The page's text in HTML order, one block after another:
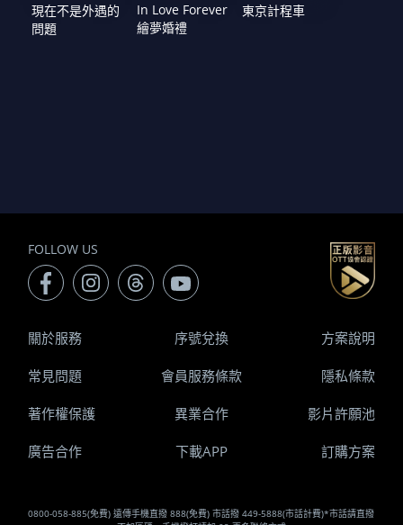
現在不是外遇的
問題
In Love Forever
繪夢婚禮
東京計程車
FOLLOW US
0800-058-885(免費) 遠傳手機直撥 888(免費) 市話撥 449-5888(市話計費)*市話請直撥
關於服務 序號兌換 方案說明
常見問題 會員服務條款 隱私條款
著作權保護 異業合作 影片許願池
廣告合作 下載APP 訂購方案